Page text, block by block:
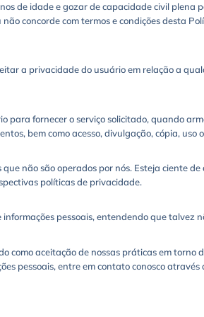
de idade e gozar de capacidade civil plena
concorde com termos e condições desta
a privacidade do usuário em relação a
para fornecer o serviço solicitado, quando
bem como acesso, divulgação, cópia, uso
não são operados por nós. Esteja ciente
políticas de privacidade.
pessoais, entendendo que talvez
como aceitação de nossas práticas em
pessoais, entre em contato conosco através